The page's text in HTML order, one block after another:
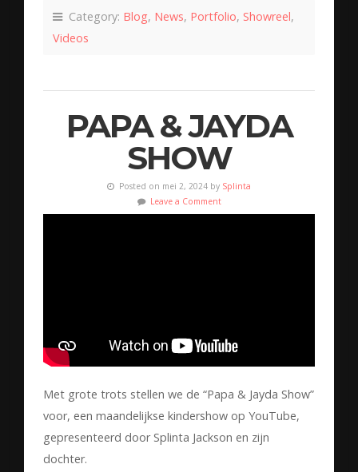
Category: Blog, News, Portfolio, Showreel,
Videos
PAPA & JAYDA
SHOW
Posted on mei 2, 2024 by Splinta
Leave a Comment
Met grote trots stellen we de “Papa & Jayda Show”
voor, een maandelijkse kindershow op YouTube,
gepresenteerd door Splinta Jackson en zijn
dochter.